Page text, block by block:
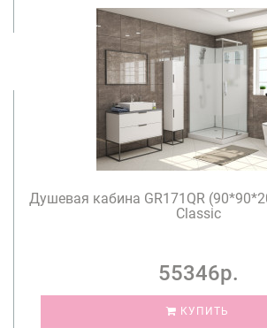
Душевая кабина GR171QR
Classic
55346р.
КУПИТЬ